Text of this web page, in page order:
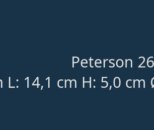
Peterson
L: 14,1 cm H: 5,0 cm